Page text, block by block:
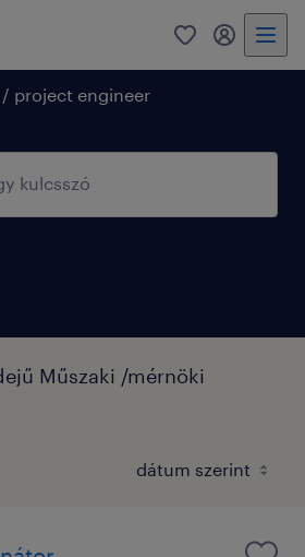
0 fiókom
project engineer
Műszaki /mérnöki